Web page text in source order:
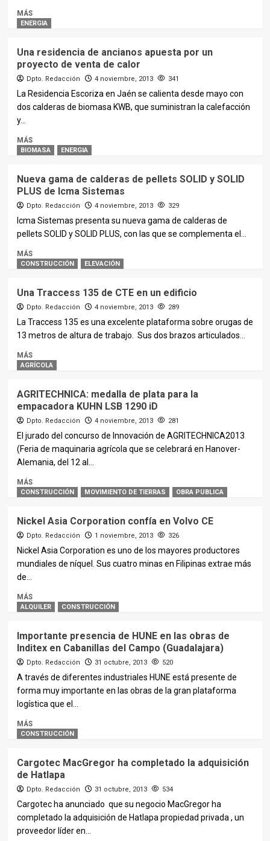
MÁS
ENERGIA
Una residencia de ancianos apuesta por un
proyecto de venta de calor
Dpto. Redacción 4 noviembre, 2013 341
La Residencia Escoriza en Jaén se calienta desde mayo con
dos calderas de biomasa KWB, que suministran la calefacción
y...
MÁS
BIOMASA ENERGIA
Nueva gama de calderas de pellets SOLID y SOLID
PLUS de Icma Sistemas
Dpto. Redacción 4 noviembre, 2013 329
Icma Sistemas presenta su nueva gama de calderas de
pellets SOLID y SOLID PLUS, con las que se complementa el...
MÁS
CONSTRUCCIÓN ELEVACIÓN
Una Traccess 135 de CTE en un edificio
Dpto. Redacción 4 noviembre, 2013 289
La Traccess 135 es una excelente plataforma sobre orugas de
13 metros de altura de trabajo. Sus dos brazos articulados...
MÁS
AGRÍCOLA
AGRITECHNICA: medalla de plata para la
empacadora KUHN LSB 1290 iD
Dpto. Redacción 4 noviembre, 2013 281
El jurado del concurso de Innovación de AGRITECHNICA2013
(Feria de maquinaria agrícola que se celebrará en Hanover-
Alemania, del 12 al...
MÁS
CONSTRUCCIÓN MOVIMIENTO DE TIERRAS OBRA PUBLICA
Nickel Asia Corporation confía en Volvo CE
Dpto. Redacción 1 noviembre, 2013 326
Nickel Asia Corporation es uno de los mayores productores
mundiales de níquel. Sus cuatro minas en Filipinas extrae más
de...
MÁS
ALQUILER CONSTRUCCIÓN
Importante presencia de HUNE en las obras de
Inditex en Cabanillas del Campo (Guadalajara)
Dpto. Redacción 31 octubre, 2013 520
A través de diferentes industriales HUNE está presente de
forma muy importante en las obras de la gran plataforma
logística que el...
MÁS
CONSTRUCCIÓN
Cargotec MacGregor ha completado la adquisición
de Hatlapa
Dpto. Redacción 31 octubre, 2013 534
Cargotec ha anunciado que su negocio MacGregor ha
completado la adquisición de Hatlapa propiedad privada , un
proveedor líder en...